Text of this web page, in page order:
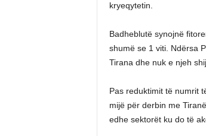
kryeqytetin.
Badheblutë synojnë
shumë se 1 viti. Ndërsa
Tirana dhe nuk e njeh
Pas reduktimit të numrit
mijë për derbin me
edhe sektorët ku do të